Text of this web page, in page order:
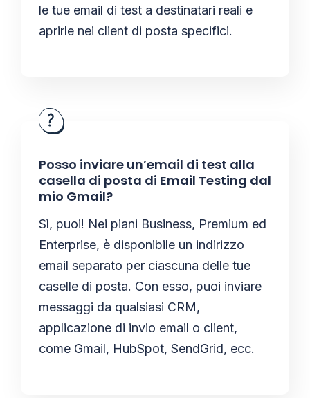
le tue email di test a destinatari reali e
aprirle nei client di posta specifici.
Posso inviare un’email di test alla
casella di posta di Email Testing dal
mio Gmail?
Sì, puoi! Nei piani Business, Premium ed
Enterprise, è disponibile un indirizzo
email separato per ciascuna delle tue
caselle di posta. Con esso, puoi inviare
messaggi da qualsiasi CRM,
applicazione di invio email o client,
come Gmail, HubSpot, SendGrid, ecc.